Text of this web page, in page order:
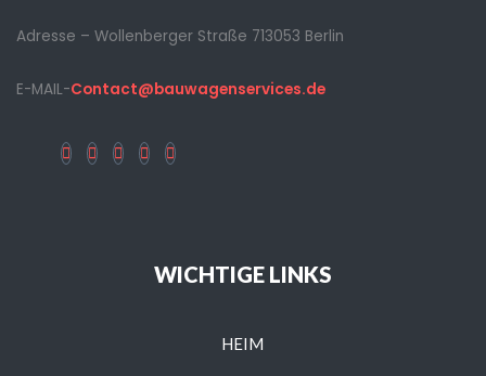
Adresse – Wollenberger Straße 713053 Berlin
E-MAIL-Contact@bauwagenservices.de
WICHTIGE LINKS
HEIM